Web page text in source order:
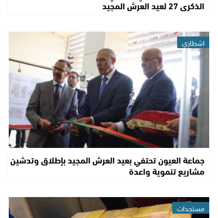
الذكرى 27 لعيد العرش المجيد
اشطاري
جماعة العيون تحتفي بعيد العرش المجيد بإطلاق وتدشين
مشاريع تنموية واعدة
مستجدات